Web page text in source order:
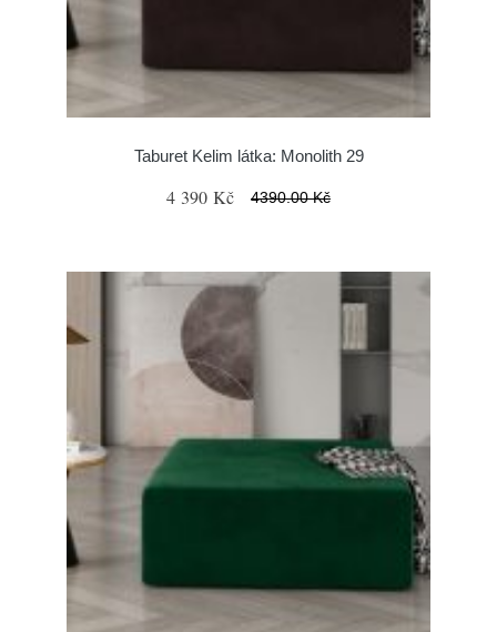
Taburet Kelim látka: Monolith 29
4 390 Kč 4390.00 Kč